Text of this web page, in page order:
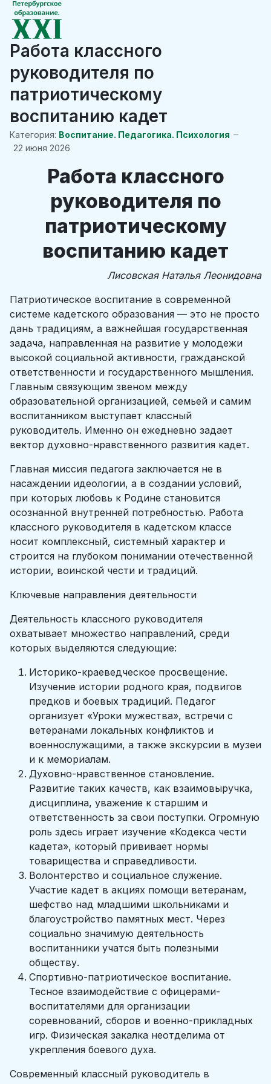
Работа классного
руководителя по
патриотическому
воспитанию кадет
Категория: Воспитание. Педагогика. Психология
22 июня 2026
Работа классного
руководителя по
патриотическому
воспитанию кадет
Лисовская Наталья Леонидовна
Патриотическое воспитание в современной
системе кадетского образования — это не просто
дань традициям, а важнейшая государственная
задача, направленная на развитие у молодежи
высокой социальной активности, гражданской
ответственности и государственного мышления.
Главным связующим звеном между
образовательной организацией, семьей и самим
воспитанником выступает классный
руководитель. Именно он ежедневно задает
вектор духовно-нравственного развития кадет.
Главная миссия педагога заключается не в
насаждении идеологии, а в создании условий,
при которых любовь к Родине становится
осознанной внутренней потребностью. Работа
классного руководителя в кадетском классе
носит комплексный, системный характер и
строится на глубоком понимании отечественной
истории, воинской чести и традиций.
Ключевые направления деятельности
Деятельность классного руководителя
охватывает множество направлений, среди
которых выделяются следующие:
Историко-краеведческое просвещение.
Изучение истории родного края, подвигов
предков и боевых традиций. Педагог
организует «Уроки мужества», встречи с
ветеранами локальных конфликтов и
военнослужащими, а также экскурсии в музеи
и к мемориалам.
Духовно-нравственное становление.
Развитие таких качеств, как взаимовыручка,
дисциплина, уважение к старшим и
ответственность за свои поступки. Огромную
роль здесь играет изучение «Кодекса чести
кадета», который прививает нормы
товарищества и справедливости.
Волонтерство и социальное служение.
Участие кадет в акциях помощи ветеранам,
шефство над младшими школьниками и
благоустройство памятных мест. Через
социально значимую деятельность
воспитанники учатся быть полезными
обществу.
Спортивно-патриотическое воспитание.
Тесное взаимодействие с офицерами-
воспитателями для организации
соревнований, сборов и военно-прикладных
игр. Физическая закалка неотделима от
укрепления боевого духа.
Современный классный руководитель в